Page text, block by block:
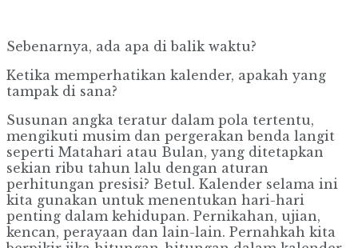
Sebenarnya, ada apa di balik waktu?
Ketika memperhatikan kalender, apakah yang
tampak di sana?
Susunan angka teratur dalam pola tertentu,
mengikuti musim dan pergerakan benda langit
seperti Matahari atau Bulan, yang ditetapkan
sekian ribu tahun lalu dengan aturan
perhitungan presisi? Betul. Kalender selama ini
kita gunakan untuk menentukan hari-hari
penting dalam kehidupan. Pernikahan, ujian,
kencan, perayaan dan lain-lain. Pernahkah kita